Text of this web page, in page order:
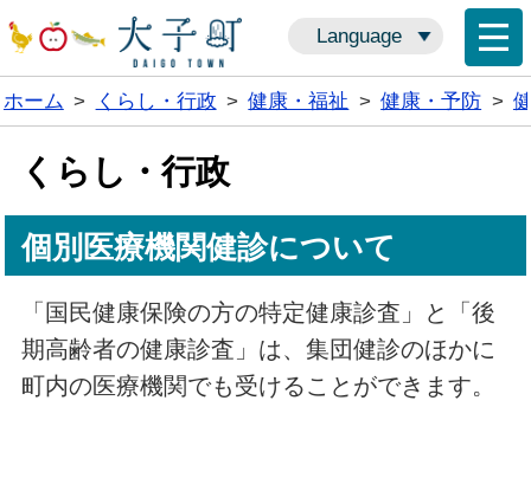
Language
ホーム > くらし・行政 > 健康・福祉 > 健康・予防 >
くらし・行政
個別医療機関健診について
「国民健康保険の方の特定健康診査」と「後
期高齢者の健康診査」は、集団健診のほかに
町内の医療機関でも受けることができます。